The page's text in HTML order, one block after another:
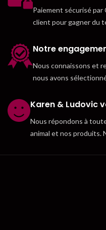
Paiement sécurisé
client pour gagner du
Notre
Nous connaissons et
nous avons
Karen & Ludovic
Nous répondons à
animal et nos produits.